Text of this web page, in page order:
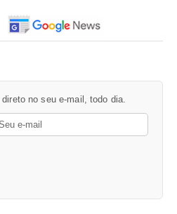
direto no seu e-mail, todo dia.